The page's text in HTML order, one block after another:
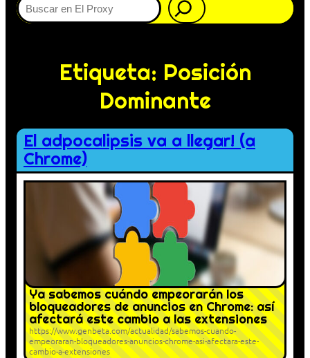
Etiqueta: Posición
Dominante
El adpocalipsis va a llegar! (a
Chrome)
Ya sabemos cuándo empeorarán los
bloqueadores de anuncios en Chrome: así
afectará este cambio a las extensiones
https://www.genbeta.com/actualidad/sabemos-cuando-
empeoraran-bloqueadores-anuncios-chrome-asi-afectara-este-
cambio-a-extensiones